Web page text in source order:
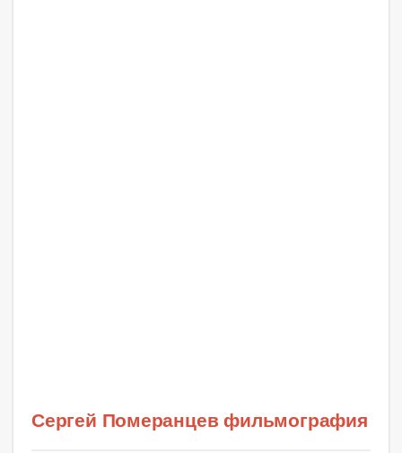
Сергей Померанцев фильмография